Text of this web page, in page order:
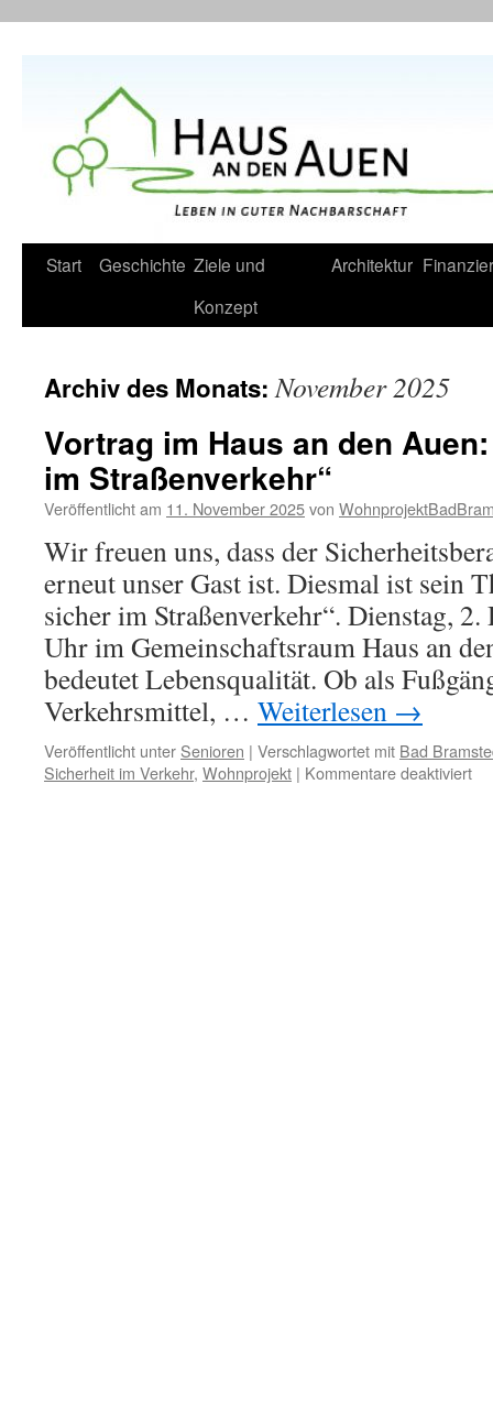
Start Geschichte Ziele und
Konzept
Architektur
Archiv des Monats:November 2025
Vortrag im Haus an den
im Straßenverkehr“
Veröffentlicht am 11. November 2025von
Wir freuen uns, dass der
erneut unser Gast ist. Diesmal ist sein
sicher im Straßenverkehr“. Dienstag,
Uhr im Gemeinschaftsraum Haus an
bedeutet Lebensqualität. Ob als
Verkehrsmittel, … Weiterlesen →
Veröffentlicht unter Senioren | Verschlagwortet mit Bad
Sicherheit im Verkehr, Wohnprojekt | Kommentare deaktiviertfür